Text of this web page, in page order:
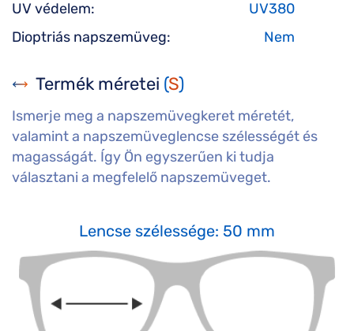
UV védelem:
UV380
Dioptriás napszemüveg:
Nem
Termék méretei (S)
Ismerje meg a napszemüvegkeret méretét,
valamint a napszemüveglencse szélességét és
magasságát. Így Ön egyszerűen ki tudja
választani a megfelelő napszemüveget.
Lencse szélessége: 50 mm